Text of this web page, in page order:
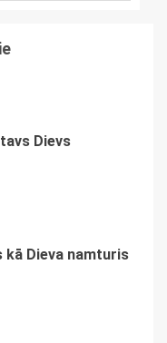
Dievs
Dieva namturis